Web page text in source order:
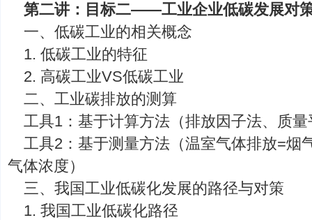
第二讲：目标二——工业企业低碳发展对
一、低碳工业的相关概念
1. 低碳工业的特征
2. 高碳工业VS低碳工业
二、工业碳排放的测算
工具1：基于计算方法（排放因子法、质
工具2：基于测量方法（温室气体排放=烟
气体浓度）
三、我国工业低碳化发展的路径与对策
1. 我国工业低碳化路径